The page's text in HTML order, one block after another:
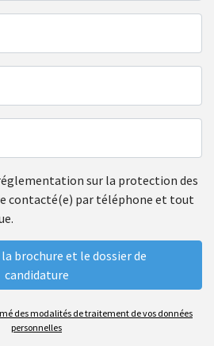
sur la protection des
contacté(e) par téléphone et tout
des modalités de traitement de vos données
personnelles